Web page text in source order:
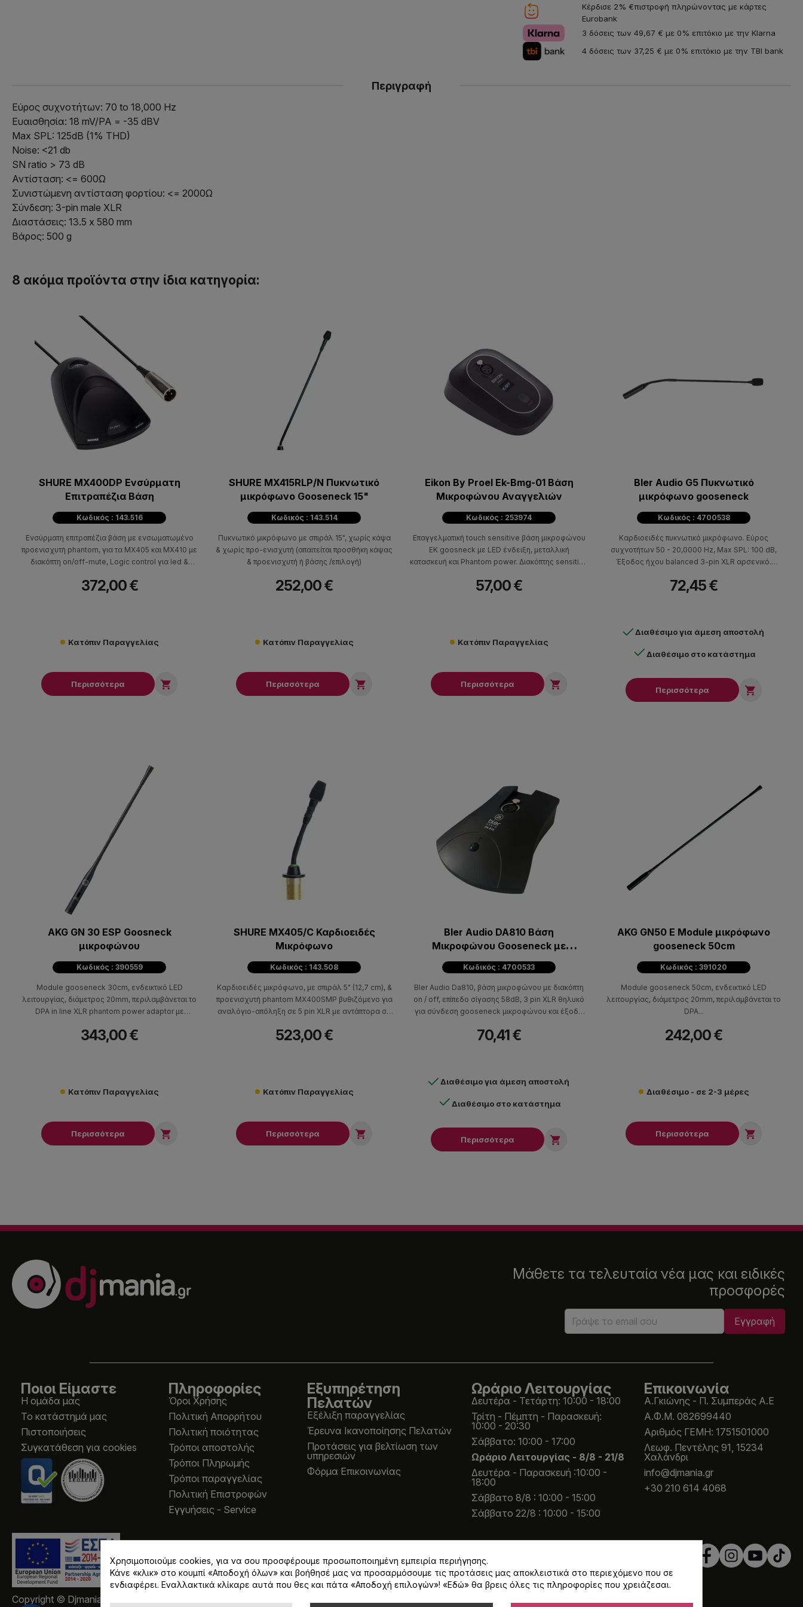
Κέρδισε 2% €πιστροφή πληρώνοντας με κάρτες
Eurobank
3 δόσεις των 49,67 € με 0% επιτόκιο με την Klarna
4 δόσεις των 37,25 € με 0% επιτόκιο με την TBI bank
Περιγραφή
Εύρος συχνοτήτων: 70 to 18,000 Hz
Ευαισθησία: 18 mV/PA = -35 dBV
Max SPL: 125dB (1% THD)
Noise: <21 db
SN ratio > 73 dB
Αντίσταση: <= 600Ω
Συνιστώμενη αντίσταση φορτίου: <= 2000Ω
Σύνδεση: 3-pin male XLR
Διαστάσεις: 13.5 x 580 mm
Βάρος: 500 g
8 ακόμα προϊόντα στην ίδια κατηγορία:
SHURE MX400DP Ενσύρματη
Επιτραπέζια Βάση
Κωδικός : 143.516
Ενσύρματη επιτραπέζια βάση με ενσωματωμένο
προενισχυτή phantom, για τα MX405 και MX410 με
διακόπτη on/off-mute, Logic control για led &
372,00 €
Κατόπιν Παραγγελίας
Περισσότερα 
SHURE MX415RLP/N Πυκνωτικό
μικρόφωνο Gooseneck 15"
Κωδικός : 143.514
Πυκνωτικό μικρόφωνο με σπιράλ 15", χωρίς κάψα
& χωρίς προ-ενισχυτή (απαιτείται προσθήκη κάψας
& προενισχυτή ή βάσης /επιλογή)
252,00 €
Κατόπιν Παραγγελίας
Περισσότερα 
Eikon By Proel Ek-Bmg-01 Βάση
Μικροφώνου Αναγγελιών
Κωδικός : 253974
Επαγγελματική touch sensitive βάση μικροφώνου
EK goosneck με LED ένδειξη, μεταλλική
κατασκευή και Phantom power. Διακόπτης sensitive
57,00 €
Κατόπιν Παραγγελίας
Περισσότερα 
Bler Audio G5 Πυκνωτικό
μικρόφωνο gooseneck
Κωδικός : 4700538
Καρδιοειδές πυκνωτικό μικρόφωνο. Εύρος
συχνοτήτων 50 - 20,0000 Hz, Max SPL: 100 dB,
Έξοδος ήχου balanced 3-pin XLR αρσενικό.
72,45 €
Διαθέσιμο για άμεση αποστολή
Διαθέσιμο στο κατάστημα
Περισσότερα 
AKG GN 30 ESP Goosneck
μικροφώνου
Κωδικός : 390559
Μodule gooseneck 30cm, ενδεικτικό LED
λειτουργίας, διάμετρος 20mm, περιλαμβάνεται το
DPA in line XLR phantom power adaptor με
βιδών. Χρήση: για μόνιμη εγκατάσταση.
343,00 €
Κατόπιν Παραγγελίας
Περισσότερα 
SHURE MX405/C Καρδιοειδές
Μικρόφωνο
Κωδικός : 143.508
Καρδιοειδές μικρόφωνο, με σπιράλ 5" (12,7 cm), &
προενισχυτή phantom MX400SMP βυθιζόμενο για
αναλόγιο-απόληξη σε 5 pin XLR με αντάπτορα σε
523,00 €
Κατόπιν Παραγγελίας
Περισσότερα 
Bler Audio DA810 Βάση
Μικροφώνου Gooseneck με
Διακόπτη
Κωδικός : 4700533
Bler Audio Da810, βάση μικροφώνου με διακόπτη
on / off, επίπεδο σίγασης 58dB, 3 pin XLR θηλυκό
για σύνδεση gooseneck μικροφώνου και έξοδο
70,41 €
Διαθέσιμο για άμεση αποστολή
Διαθέσιμο στο κατάστημα
Περισσότερα 
AKG GN50 E Module μικρόφωνο
gooseneck 50cm
Κωδικός : 391020
Μodule gooseneck 50cm, ενδεικτικό LED
λειτουργίας, διάμετρος 20mm, περιλαμβάνεται το
DPA...
242,00 €
Διαθέσιμο - σε 2-3 μέρες
Περισσότερα 
Μάθετε τα τελευταία νέα μας και ειδικές
προσφορές
Ποιοι Είμαστε
Η ομάδα μας
Το κατάστημά μας
Πιστοποιήσεις
Συγκατάθεση για cookies
Πληροφορίες
Όροι Χρήσης
Πολιτική Απορρήτου
Πολιτική ποιότητας
Τρόποι αποστολής
Τρόποι Πληρωμής
Τρόποι παραγγελίας
Πολιτική Επιστροφών
Εγγυήσεις - Service
Εξυπηρέτηση
Πελατών
Εξέλιξη παραγγελίας
Έρευνα Ικανοποίησης Πελατών
Προτάσεις για βελτίωση των
υπηρεσιών
Φόρμα Επικοινωνίας
Ωράριο Λειτουργίας
Δευτέρα - Τετάρτη: 10:00 - 18:00
Τρίτη - Πέμπτη - Παρασκευή:
10:00 - 20:30
Σάββατο: 10:00 - 17:00
Ωράριο Λειτουργίας - 8/8 - 21/8
Δευτέρα - Παρασκευή :10:00 -
18:00
Σάββατο 8/8 : 10:00 - 15:00
Σάββατο 22/8 : 10:00 - 15:00
Επικοινωνία
Α.Γκιώνης - Π. Συμπεράς Α.Ε
Α.Φ.Μ. 082699440
Aριθμός ΓΕΜΗ: 1751501000
Λεωφ. Πεντέλης 91, 15234
Χαλάνδρι
info@djmania.gr
+30 210 614 4068
Copyright © Djmania 2026 / Οι τιμές περιλαμβάνουν ΦΠΑ 24% εκτός και αν αναγράφεται διαφορετικά.
Χρησιμοποιούμε cookies, για να σου προσφέρουμε προσωποποιημένη εμπειρία περιήγησης.
Κάνε «κλικ» στο κουμπί «Αποδοχή όλων» και βοήθησέ μας να προσαρμόσουμε τις προτάσεις μας αποκλειστικά στο περιεχόμενο που σε
ενδιαφέρει. Εναλλακτικά κλίκαρε αυτά που θες και πάτα «Αποδοχή επιλογών»! «Εδώ» θα βρεις όλες τις πληροφορίες που χρειάζεσαι.